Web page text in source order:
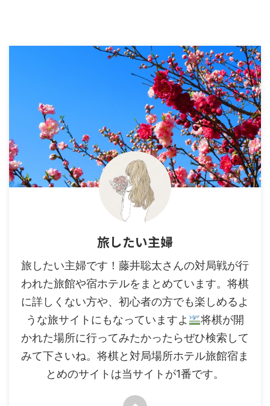
旅したい主婦
旅したい主婦です！藤井聡太さんの対局戦が行
われた旅館や宿ホテルをまとめています。将棋
に詳しくない方や、初心者の方でも楽しめるよ
うな旅サイトにもなっていますよ
将棋が開
かれた場所に行ってみたかったらぜひ検索して
みて下さいね。将棋と対局場所ホテル旅館宿ま
とめのサイトは当サイトが1番です。